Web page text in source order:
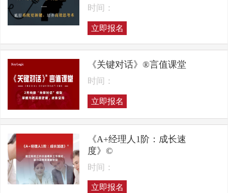
时间：
立即报名
《关键对话》®言值课堂
时间：
立即报名
《A+经理人1阶：成长速
度》©
时间：
立即报名